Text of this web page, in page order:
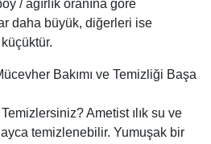
/ ağırlık oranına göre
daha büyük, diğerleri ise
Bakımı ve Temizliği Başa
Temizlersiniz? Ametist ılık su ve
temizlenebilir. Yumuşak bir